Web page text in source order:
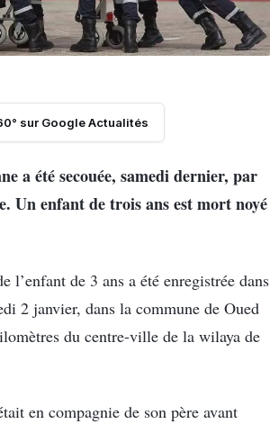
sur Google Actualités
a été secouée, samedi dernier, par
Un enfant de trois ans est mort noyé
l’enfant de 3 ans a été enregistrée dans
2 janvier, dans la commune de Oued
du centre-ville de la wilaya de
en compagnie de son père avant